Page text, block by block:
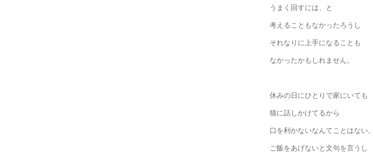
うまく回すには、と
考えることもなかったろうし
それなりに上手になることも
なかったかもしれません。
休みの日にひとりで家にいても
猫に話しかけてるから
口を利かないなんてことはない。
ご飯をあげないと文句を言うし